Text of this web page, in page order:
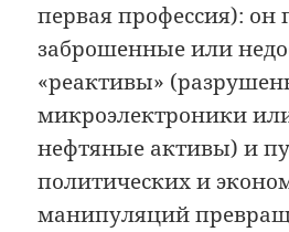
первая профессия): он
заброшенные или
«реактивы»
микроэлектроники
нефтяные активы) и
политических и
манипуляций